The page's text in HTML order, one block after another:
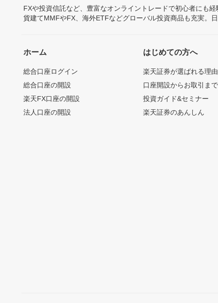
FXや投資信託など、豊富なオンライントレードで初心者にも
貨建てMMFやFX、海外ETFなどグローバル投資商品も充実。
ホーム
総合口座ログイン
総合口座の開設
楽天FX口座の開設
法人口座の開設
はじめての方へ
楽天証券が選ばれる理由
口座開設からお取引ま
投資ガイド&セミナー
楽天証券のあんしん